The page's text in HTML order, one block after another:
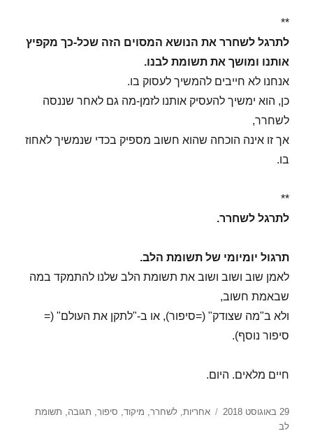
**
לתרגל לשחרר את הנושא המסוים הזה שכל-כך מקפיץ
אותנו ומושך את תשומת לבנו.
אנחנו לא חייבים להמשיך לעסוק בו.
כן, הוא ימשיך להעסיק אותנו לזמן-מה גם לאחר שננסה
לשחרר,
אך זו אינה הוכחה שהוא חשוב מספיק בכדי שנמשיך לאחוז
בו.
**
לתרגל לשחרר.
תרגול יומיומי של תשומת הלב.
לאמן שוב ושוב ושוב את תשומת הלב שלנו להתמקד במה
שבאמת חשוב,
ולא ב"מה שצודק" (=סיפור), או ב-"לתקן את העולם" (=
סיפור נוסף).
חיים מלאים. היום.
פורסם
בתאריך
29 באוגוסט 2018 תגיות
אחריות,לשחרר, מיקוד, סיפור, תגובה, תשומת
לב